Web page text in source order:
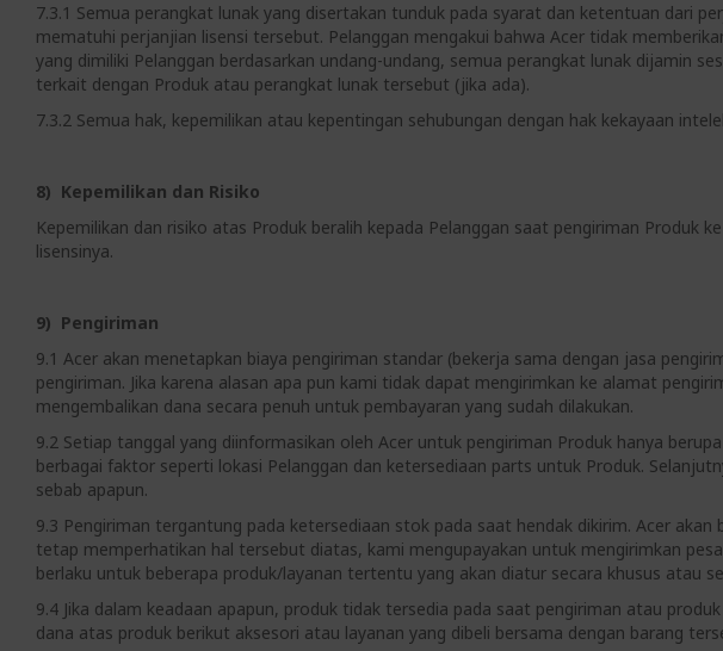
7.3.1 Semua perangkat lunak yang disertakan tunduk pada syarat dan ketentuan dari
mematuhi perjanjian lisensi tersebut. Pelanggan mengakui bahwa Acer tidak
yang dimiliki Pelanggan berdasarkan undang-undang, semua perangkat lunak dijamin
terkait dengan Produk atau perangkat lunak tersebut (jika ada).
7.3.2 Semua hak, kepemilikan atau kepentingan sehubungan dengan hak kekayaan
8) Kepemilikan dan Risiko
Kepemilikan dan risiko atas Produk beralih kepada Pelanggan saat pengiriman Produk
lisensinya.
9) Pengiriman
9.1 Acer akan menetapkan biaya pengiriman standar (bekerja sama dengan jasa
pengiriman. Jika karena alasan apa pun kami tidak dapat mengirimkan ke alamat
mengembalikan dana secara penuh untuk pembayaran yang sudah dilakukan.
9.2 Setiap tanggal yang diinformasikan oleh Acer untuk pengiriman Produk hanya
berbagai faktor seperti lokasi Pelanggan dan ketersediaan parts untuk Produk.
sebab apapun.
9.3 Pengiriman tergantung pada ketersediaan stok pada saat hendak dikirim. Acer
tetap memperhatikan hal tersebut diatas, kami mengupayakan untuk mengirimkan
berlaku untuk beberapa produk/layanan tertentu yang akan diatur secara khusus atau
9.4 Jika dalam keadaan apapun, produk tidak tersedia pada saat pengiriman atau
dana atas produk berikut aksesori atau layanan yang dibeli bersama dengan barang